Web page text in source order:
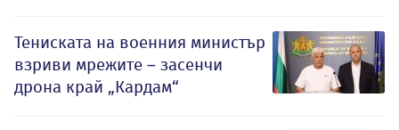
Тениската на военния министър
взриви мрежите – засенчи
дрона край „Кардам“